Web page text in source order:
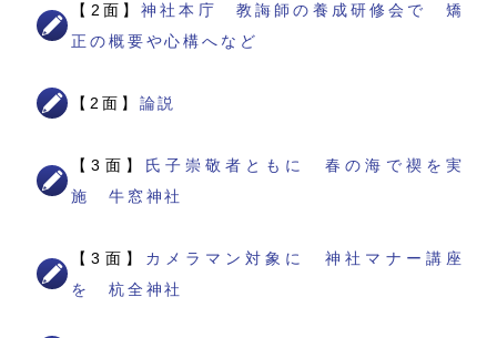
【2面】神社本庁 教誨師の養成研修会で 矯
正の概要や心構へなど
【2面】 論説
【3面】 氏子崇敬者ともに 春の海で禊を実
施 牛窓神社
【3面】 カメラマン対象に 神社マナー講座
を 杭全神社